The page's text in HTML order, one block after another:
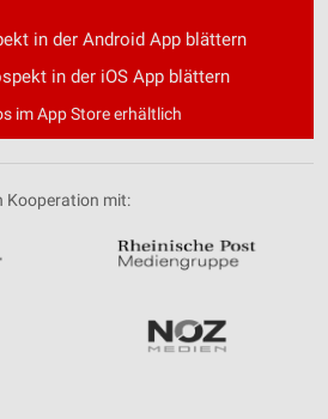
in der Android App blättern
in der iOS App blättern
im App Store erhältlich
Kooperation mit: